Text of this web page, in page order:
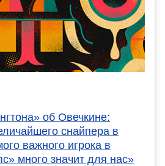
об Овечкине:
снайпера в
важного игрока в
много значит для нас»